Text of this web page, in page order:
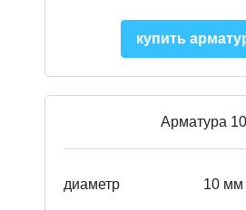
купить
Арматура 10
диаметр 10 мм